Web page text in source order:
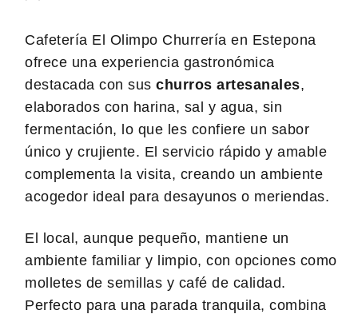
Cafetería El Olimpo Churrería en Estepona
ofrece una experiencia gastronómica
destacada con sus churros artesanales,
elaborados con harina, sal y agua, sin
fermentación, lo que les confiere un sabor
único y crujiente. El servicio rápido y amable
complementa la visita, creando un ambiente
acogedor ideal para desayunos o meriendas.
El local, aunque pequeño, mantiene un
ambiente familiar y limpio, con opciones como
molletes de semillas y café de calidad.
Perfecto para una parada tranquila, combina